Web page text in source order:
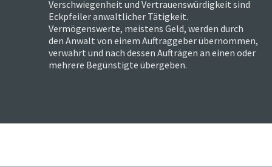
Verschwiegenheit und Vertrauenswürdigkeit sind
Eckpfeiler anwaltlicher Tätigkeit.
Vermögenswerte, meistens Geld, werden durch
den Anwalt von einem Auftraggeber übernommen,
verwahrt und nach dessen Aufträgen an einen oder
mehrere Begünstigte übergeben.